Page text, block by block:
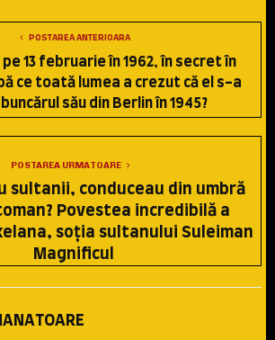
POSTAREA ANTERIOARA
13 februarie în 1962, în secret în
ce toată lumea a crezut că el s-a
său din Berlin în 1945?
POSTAREA URMATOARE
sultanii, conduceau din umbră
Povestea incredibilă a
soţia sultanului Suleiman
Magnificul